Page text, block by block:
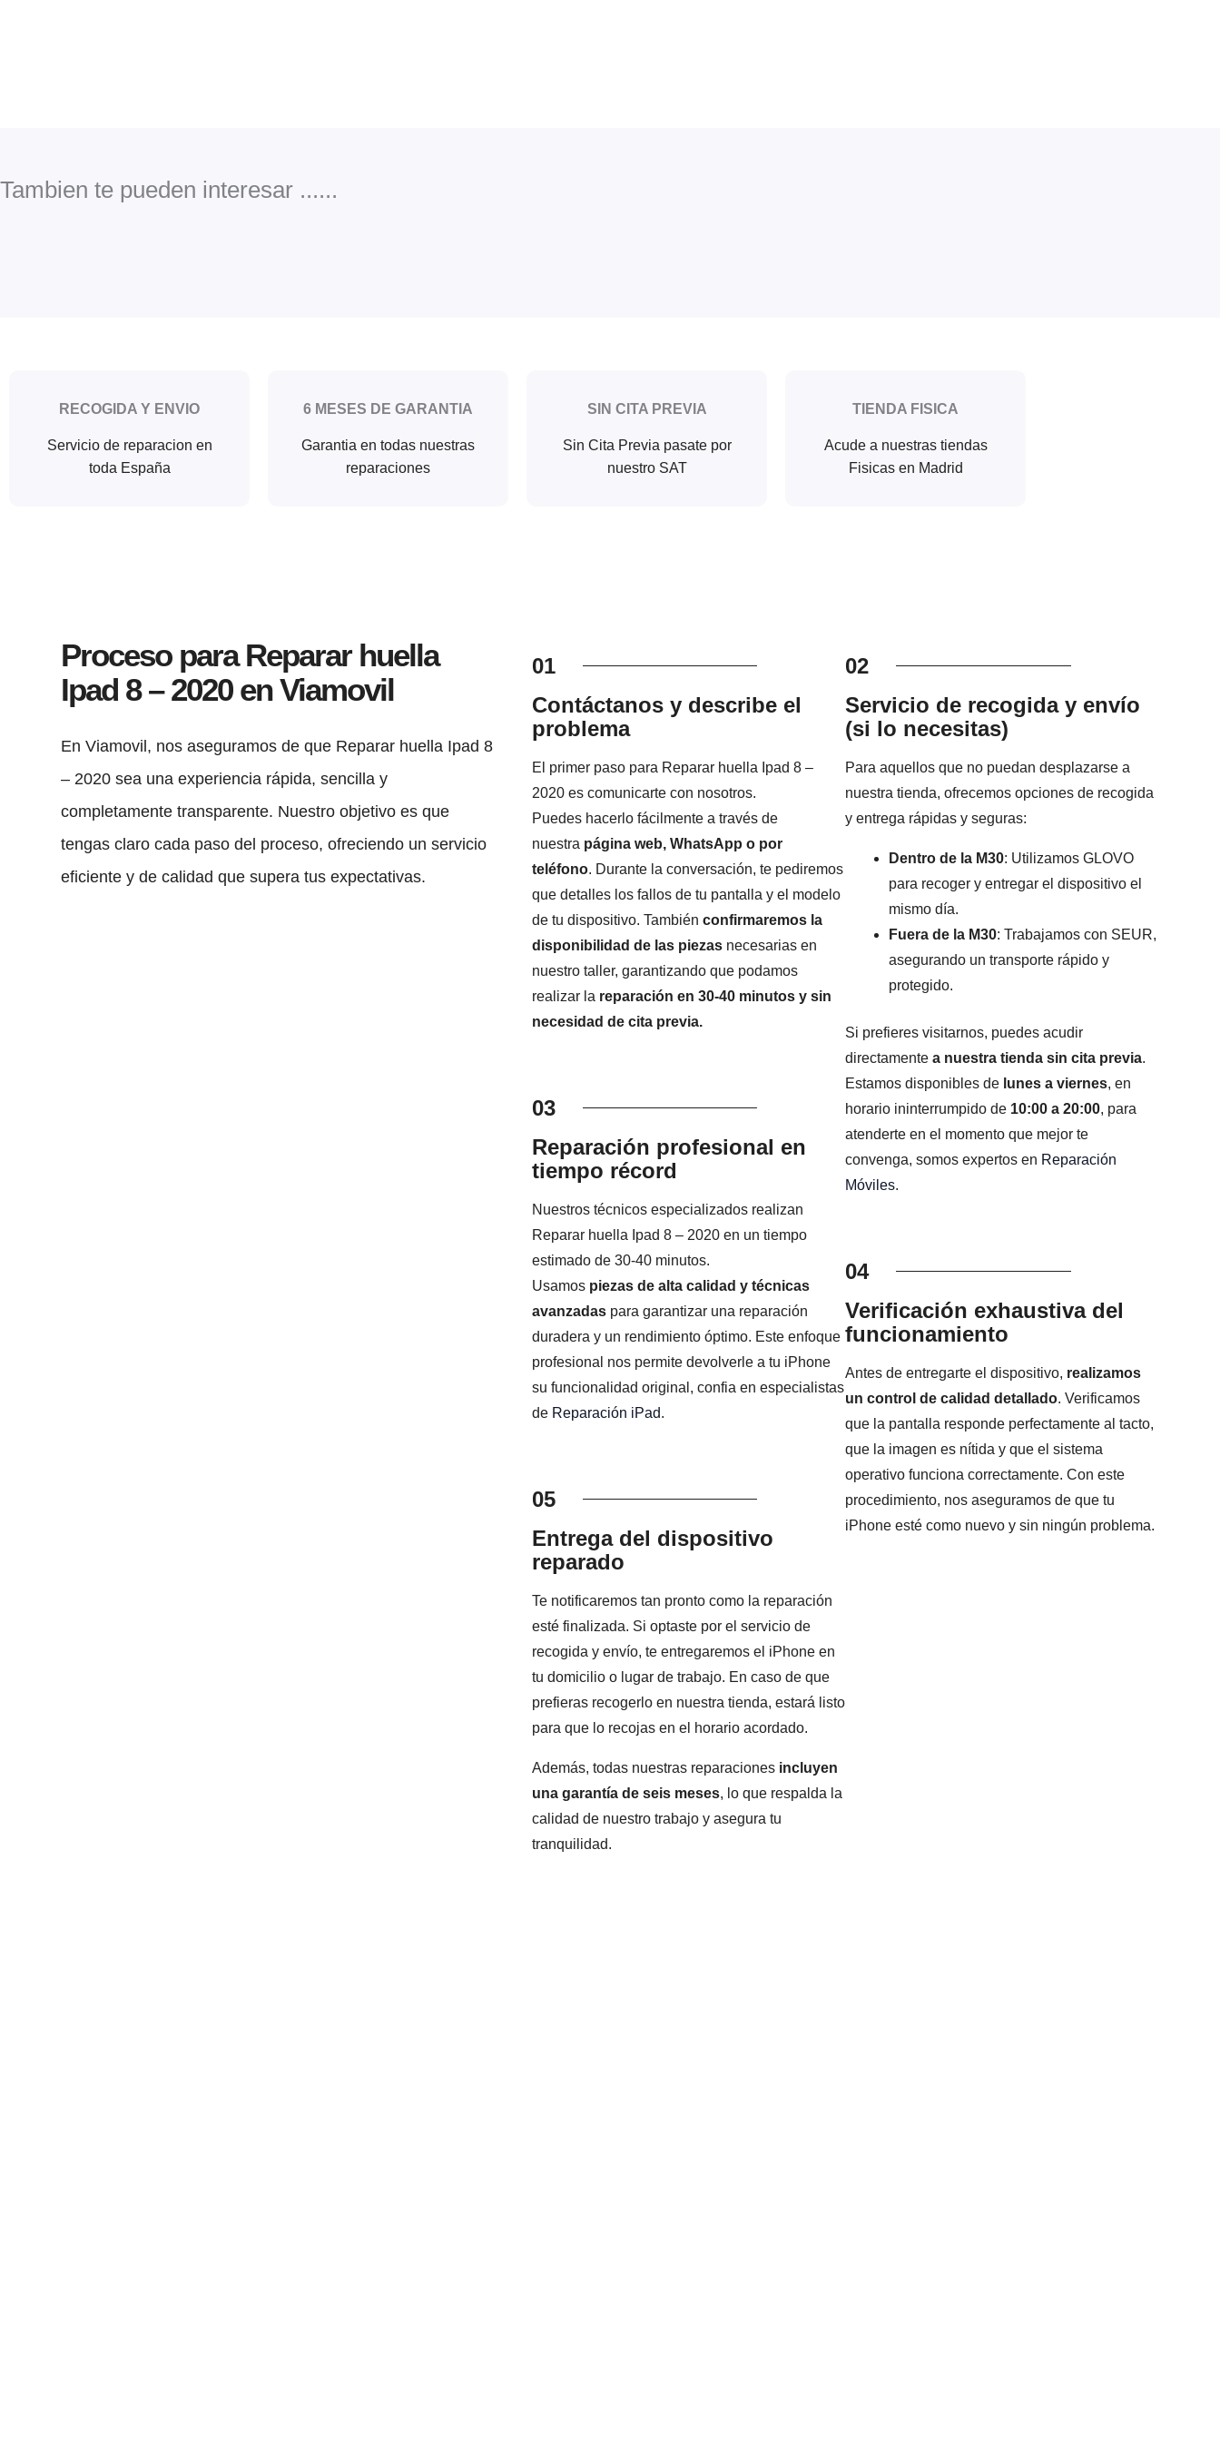
Tambien te pueden interesar ......
RECOGIDA Y ENVIO
Servicio de reparacion en
toda España
6 MESES DE GARANTIA
Garantia en todas nuestras
reparaciones
SIN CITA PREVIA
Sin Cita Previa pasate por
nuestro SAT
TIENDA FISICA
Acude a nuestras tiendas
Fisicas en Madrid
Proceso para Reparar huella
Ipad 8 – 2020 en Viamovil
En Viamovil, nos aseguramos de que Reparar huella Ipad 8
– 2020 sea una experiencia rápida, sencilla y
completamente transparente. Nuestro objetivo es que
tengas claro cada paso del proceso, ofreciendo un servicio
eficiente y de calidad que supera tus expectativas.
01
Contáctanos y describe el
problema
El primer paso para Reparar huella Ipad 8 –
2020 es comunicarte con nosotros.
Puedes hacerlo fácilmente a través de
nuestra página web, WhatsApp o por
teléfono. Durante la conversación, te pediremos
que detalles los fallos de tu pantalla y el modelo
de tu dispositivo. También confirmaremos la
disponibilidad de las piezasnecesarias en
nuestro taller, garantizando que podamos
realizar la reparación en 30-40 minutos y sin
necesidad de cita previa.
03
Reparación profesional en
tiempo récord
Nuestros técnicos especializados realizan
Reparar huella Ipad 8 – 2020 en un tiempo
estimado de 30-40 minutos.
Usamos piezas de alta calidad y técnicas
avanzadaspara garantizar una reparación
duradera y un rendimiento óptimo. Este enfoque
profesional nos permite devolverle a tu iPhone
su funcionalidad original, confia en especialistas
de Reparación iPad.
05
Entrega del dispositivo
reparado
Te notificaremos tan pronto como la reparación
esté finalizada. Si optaste por el servicio de
recogida y envío, te entregaremos el iPhone en
tu domicilio o lugar de trabajo. En caso de que
prefieras recogerlo en nuestra tienda, estará listo
para que lo recojas en el horario acordado.
Además, todas nuestras reparaciones incluyen
una garantía de seis meses, lo que respalda la
calidad de nuestro trabajo y asegura tu
tranquilidad.
02
Servicio de recogida y envío
(si lo necesitas)
Para aquellos que no puedan desplazarse a
nuestra tienda, ofrecemos opciones de recogida
y entrega rápidas y seguras:
Dentro de la M30: Utilizamos GLOVO
para recoger y entregar el dispositivo el
mismo día.
Fuera de la M30: Trabajamos con SEUR,
asegurando un transporte rápido y
protegido.
Si prefieres visitarnos, puedes acudir
directamentea nuestra tienda sin cita previa.
Estamos disponibles de lunes a viernes, en
horario ininterrumpido de 10:00 a 20:00, para
atenderte en el momento que mejor te
convenga, somos expertos en Reparación
Móviles.
04
Verificación exhaustiva del
funcionamiento
Antes de entregarte el dispositivo, realizamos
un control de calidad detallado. Verificamos
que la pantalla responde perfectamente al tacto,
que la imagen es nítida y que el sistema
operativo funciona correctamente. Con este
procedimiento, nos aseguramos de que tu
iPhone esté como nuevo y sin ningún problema.